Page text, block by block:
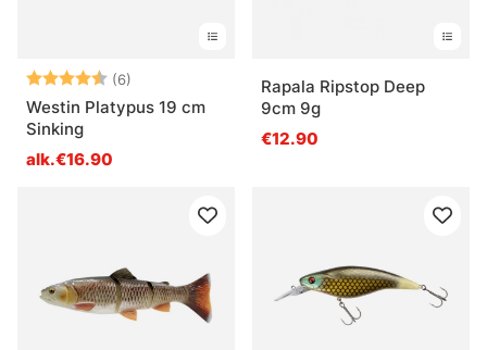
Arvio: (6)
4.5 5:sta tähdestä
Westin Platypus 19 cm
Sinking
alk.€16.90
Rapala Ripstop Deep
9cm 9g
€12.90